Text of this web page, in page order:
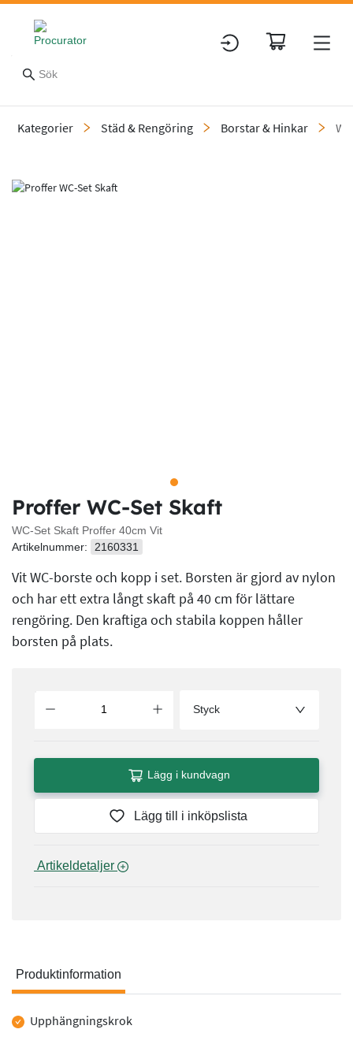
Kategorier Städ & Rengöring Borstar & Hinkar
Slide 1 of 1
Proffer WC-Set Skaft
WC-Set Skaft Proffer 40cm Vit
Artikelnummer:
2160331
Vit WC-borste och kopp i set. Borsten är gjord av nylon
och har ett extra långt skaft på 40 cm för lättare
rengöring. Den kraftiga och stabila koppen håller
borsten på plats.
Styck
Lägg i kundvagn
Lägg till i inköpslista
Produktinformation
Produktinformation
Upphängningskrok